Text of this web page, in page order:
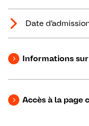
Date
Informations
Accès à la page